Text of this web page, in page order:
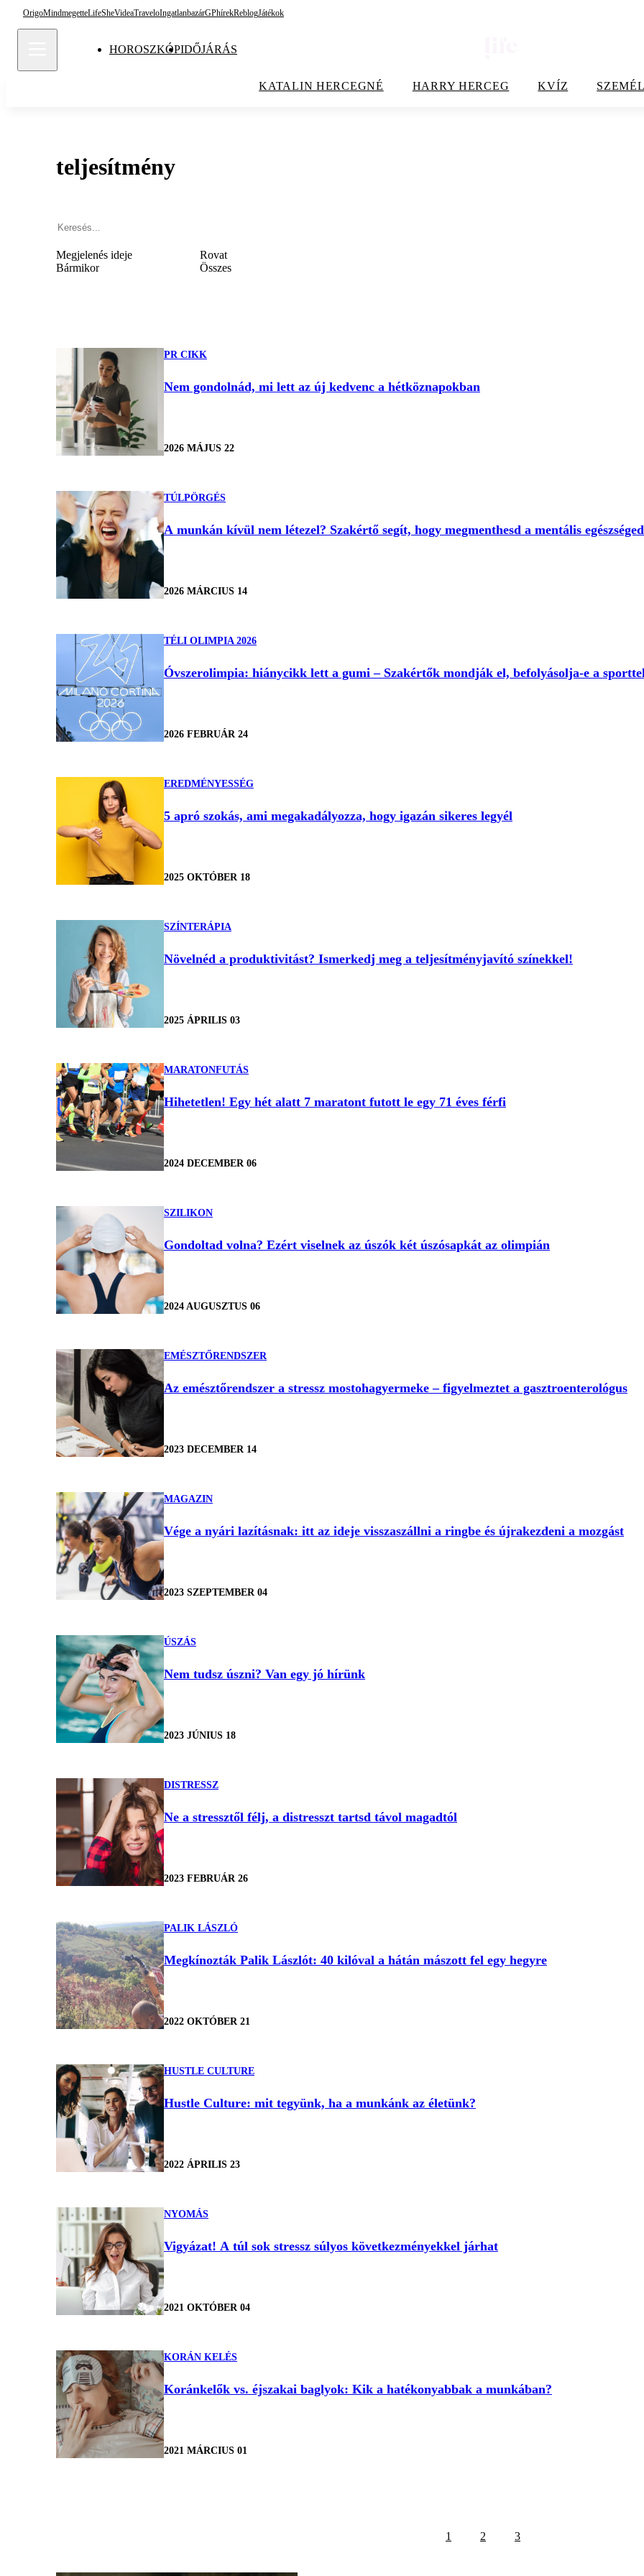
OrigoMindmegetteLifeSheVideaTraveloIngatlanbazárGPhírekReblogJátékok
HOROSZKÓPIDŐJÁRÁS
KATALIN HERCEGNÉ HARRY HERCEG KVÍZ
teljesítmény
Megjelenés ideje
Bármikor
Rovat
Összes
PR CIKK
Nem gondolnád, mi lett az új kedvenc a hétköznapokban
2026 MÁJUS 22
TÚLPÖRGÉS
A munkán kívül nem létezel? Szakértő segít, hogy megmenthesd a mentális
2026 MÁRCIUS 14
TÉLI OLIMPIA 2026
Óvszerolimpia: hiánycikk lett a gumi – Szakértők mondják el, befolyásolja-e a
2026 FEBRUÁR 24
EREDMÉNYESSÉG
5 apró szokás, ami megakadályozza, hogy igazán sikeres legyél
2025 OKTÓBER 18
SZÍNTERÁPIA
Növelnéd a produktivitást? Ismerkedj meg a teljesítményjavító színekkel!
2025 ÁPRILIS 03
MARATONFUTÁS
Hihetetlen! Egy hét alatt 7 maratont futott le egy 71 éves férfi
2024 DECEMBER 06
SZILIKON
Gondoltad volna? Ezért viselnek az úszók két úszósapkát az olimpián
2024 AUGUSZTUS 06
EMÉSZTŐRENDSZER
Az emésztőrendszer a stressz mostohagyermeke – figyelmeztet a gasztroenterológus
2023 DECEMBER 14
MAGAZIN
Vége a nyári lazításnak: itt az ideje visszaszállni a ringbe és újrakezdeni a mozgást
2023 SZEPTEMBER 04
ÚSZÁS
Nem tudsz úszni? Van egy jó hírünk
2023 JÚNIUS 18
DISTRESSZ
Ne a stressztől félj, a distresszt tartsd távol magadtól
2023 FEBRUÁR 26
PALIK LÁSZLÓ
Megkínozták Palik Lászlót: 40 kilóval a hátán mászott fel egy hegyre
2022 OKTÓBER 21
HUSTLE CULTURE
Hustle Culture: mit tegyünk, ha a munkánk az életünk?
2022 ÁPRILIS 23
NYOMÁS
Vigyázat! A túl sok stressz súlyos következményekkel járhat
2021 OKTÓBER 04
KORÁN KELÉS
Koránkelők vs. éjszakai baglyok: Kik a hatékonyabbak a munkában?
2021 MÁRCIUS 01
1 2 3